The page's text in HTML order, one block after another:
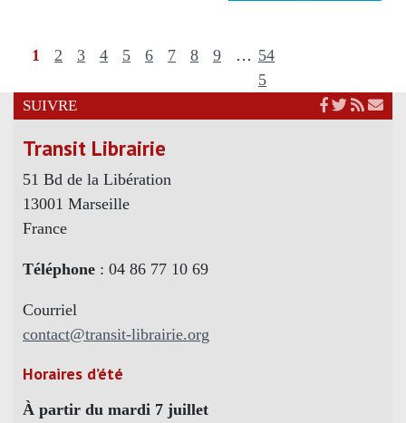
1 2 3 4 5 6 7 8 9 … 54
5
SUIVRE
Transit Librairie
51 Bd de la Libération
13001 Marseille
France
Téléphone : 04 86 77 10 69
Courriel
contact@transit-librairie.org
Horaires d’été
À partir du mardi 7 juillet